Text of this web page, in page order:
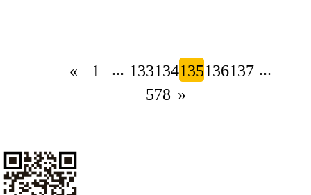
« 1 ... 133134135136137 ...
578 »